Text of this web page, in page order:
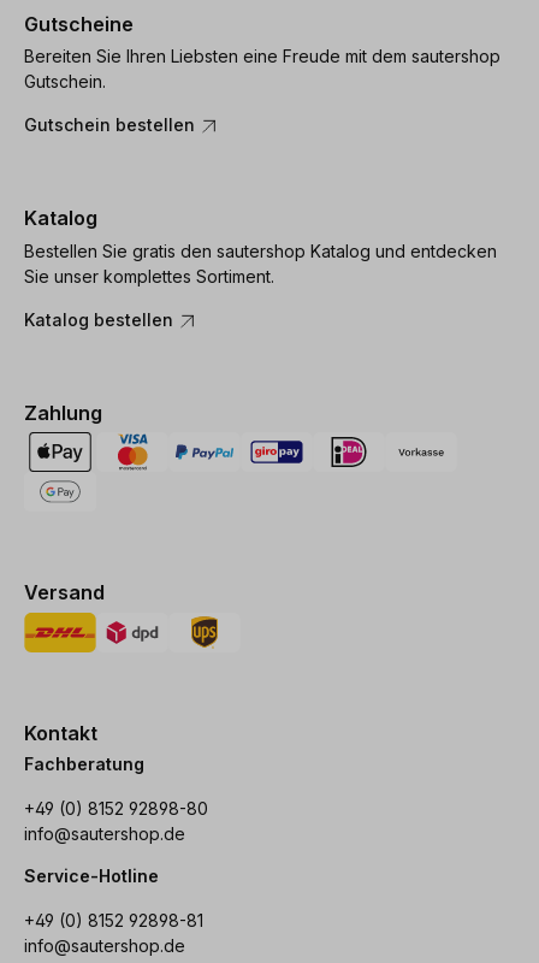
Gutscheine
Bereiten Sie Ihren Liebsten eine Freude mit dem sautershop
Gutschein.
Gutschein bestellen
Katalog
Bestellen Sie gratis den sautershop Katalog und entdecken
Sie unser komplettes Sortiment.
Katalog bestellen
Zahlung
Versand
Kontakt
Fachberatung
+49 (0) 8152 92898-80
info@sautershop.de
Service-Hotline
+49 (0) 8152 92898-81
info@sautershop.de